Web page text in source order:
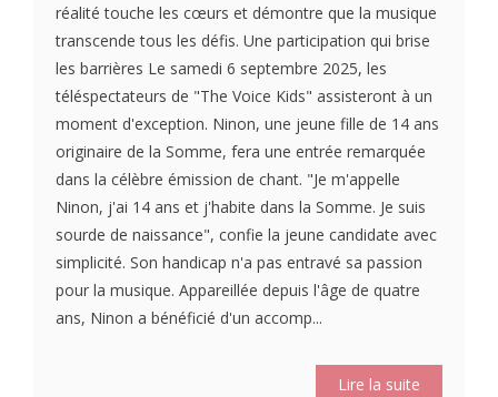
réalité touche les cœurs et démontre que la musique
transcende tous les défis. Une participation qui brise
les barrières Le samedi 6 septembre 2025, les
téléspectateurs de "The Voice Kids" assisteront à un
moment d'exception. Ninon, une jeune fille de 14 ans
originaire de la Somme, fera une entrée remarquée
dans la célèbre émission de chant. "Je m'appelle
Ninon, j'ai 14 ans et j'habite dans la Somme. Je suis
sourde de naissance", confie la jeune candidate avec
simplicité. Son handicap n'a pas entravé sa passion
pour la musique. Appareillée depuis l'âge de quatre
ans, Ninon a bénéficié d'un accomp...
Lire la suite